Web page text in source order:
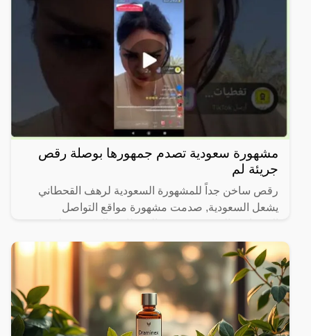
مشهورة سعودية تصدم جمهورها بوصلة رقص
جريئة لم
رقص ساخن جداً للمشهورة السعودية لرهف القحطاني
يشعل السعودية, صدمت مشهورة مواقع التواصل
رقصها والميكاج الذي